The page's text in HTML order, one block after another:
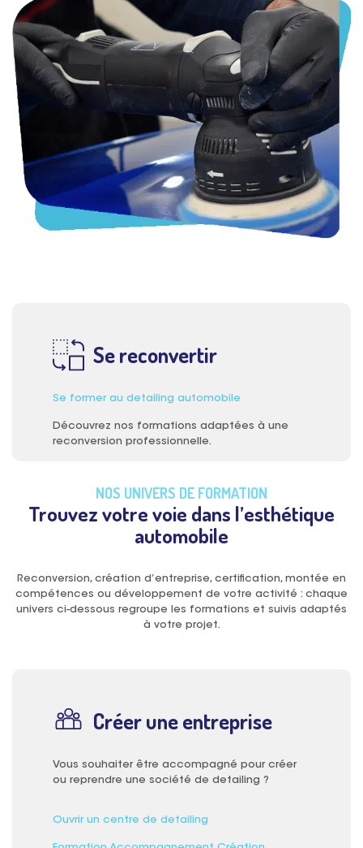
Se reconvertir
Se former au detailing automobile
Découvrez nos formations adaptées à une
reconversion professionnelle.
NOS UNIVERS DE FORMATION
Trouvez votre voie dans l’esthétique
automobile
Reconversion, création d’entreprise, certification, montée en
compétences ou développement de votre activité : chaque
univers ci-dessous regroupe les formations et suivis adaptés
à votre projet.
Créer une entreprise
Vous souhaiter être accompagné pour créer
ou reprendre une société de detailing ?
Ouvrir un centre de detailing